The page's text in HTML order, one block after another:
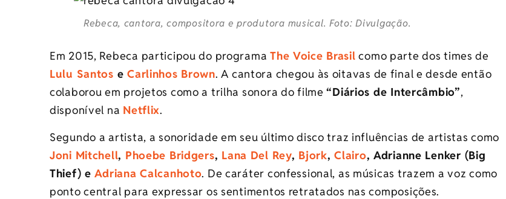
Rebeca, cantora, compositora e produtora musical. Foto: Divulgação.
Em 2015, Rebeca participou do programaThe Voice Brasil como parte dos times de
Lulu Santos eCarlinhos Brown. A cantora chegou às oitavas de final e desde então
colaborou em projetos como a trilha sonora do filme“Diários de Intercâmbio”,
disponível na Netflix.
Segundo a artista, a sonoridade em seu último disco traz influências de artistas como
Joni Mitchell, Phoebe Bridgers, Lana Del Rey, Bjork,Clairo, Adrianne Lenker (Big
Thief) eAdriana Calcanhoto. De caráter confessional, as músicas trazem a voz como
ponto central para expressar os sentimentos retratados nas composições.